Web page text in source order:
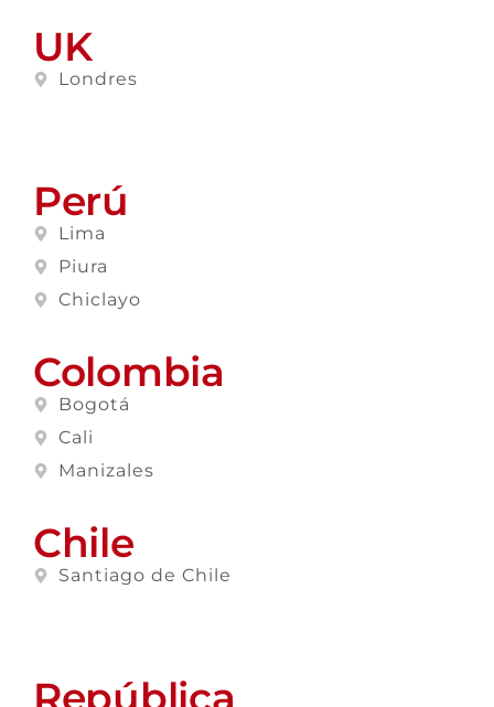
UK
Londres
Perú
Lima
Piura
Chiclayo
Colombia
Bogotá
Cali
Manizales
Chile
Santiago de Chile
República